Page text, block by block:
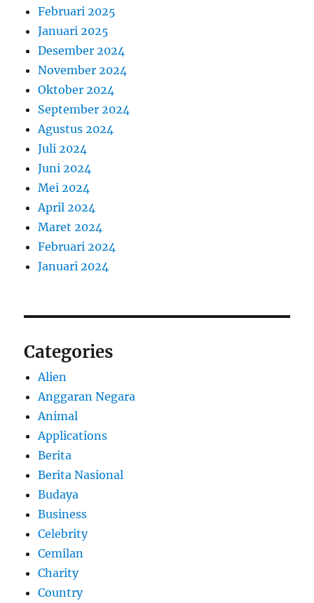
Februari 2025
Januari 2025
Desember 2024
November 2024
Oktober 2024
September 2024
Agustus 2024
Juli 2024
Juni 2024
Mei 2024
April 2024
Maret 2024
Februari 2024
Januari 2024
Categories
Alien
Anggaran Negara
Animal
Applications
Berita
Berita Nasional
Budaya
Business
Celebrity
Cemilan
Charity
Country